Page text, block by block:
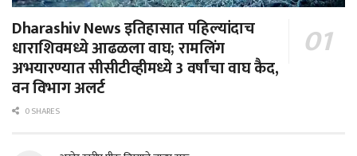
Dharashiv News इतिहासात पहिल्यांदाच
धाराशिवमध्ये आढळला वाघ; रामलिंग
अभयारण्यात सीसीटीव्हीमध्ये 3 वर्षांचा वाघ कैद,
वन विभाग अलर्ट
0 SHARES